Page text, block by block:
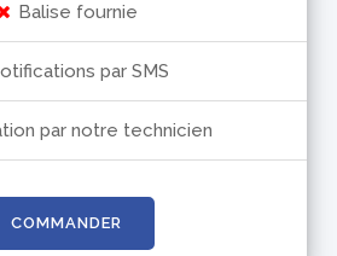
Balise fournie
par SMS
par notre technicien
COMMANDER